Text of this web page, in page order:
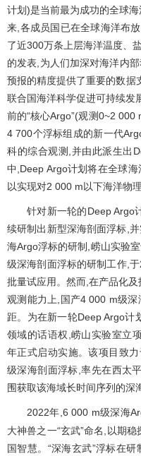
计划)是当前最为成功的全球
来,各成员国已在全球海洋布
了近300万条上层海洋温度、
的发表,为人们加深对海洋内
预报的精度提供了重要的数据
联合国海洋科学促进可持续
前的“核心Argo”(观测0~2
4 700个浮标组成的新一代
科的综合观测,并由此派生出
中,Deep Argo计划将在全球
以实现对2 000 m以下海洋物
针对新一轮的Deep Argo
续研制出新型深海剖面浮标,
海Argo浮标的研制,崂山实验
级深海剖面浮标的研制工作,
批量试应用。然而,在产品化
观测能力上,国产4 000 m级
距。为在新一轮Deep Argo计
领域的话语权,崂山实验室立
年正式启动实施。该项目致
级深海剖面浮标,率先在西太
围获取该海域长时间序列的深
2022年,6 000 m级深海
大神兽之一“玄武”命名,以期
国智慧。“深海玄武”浮标在